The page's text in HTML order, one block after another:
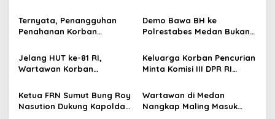
p
o
s
Nasution Minta
Kapolrestabes Medan
larut
Tersangka dan Dpo Karena
Membantu Polisi
Ternyata, Penangguhan
Penahanan Korban
di Polrestabes Medan
Setelah Membantu Polisi
RI Bapak Habiburokhman
Demo Bawa BH ke
Polrestabes Medan Bukan
Pun, Melainkan Simbol Kritik
dan Rasa Kecewa
Medan
Jelang HUT ke-81 RI,
Wartawan Korban
Polisi Menangkap Pelaku
Jadi Tersangka Berharap
Perhatian Presiden
Keluarga Korban Pencurian
Minta Komisi III DPR RI
Laporan Dugaan Penipuan
Bermodus Surat
Perdamaian dan Dugaan
Ketua FRN Sumut Bung Roy
Nasution Dukung Kapolda
Wartawan di Medan
Nangkap Maling Masuk